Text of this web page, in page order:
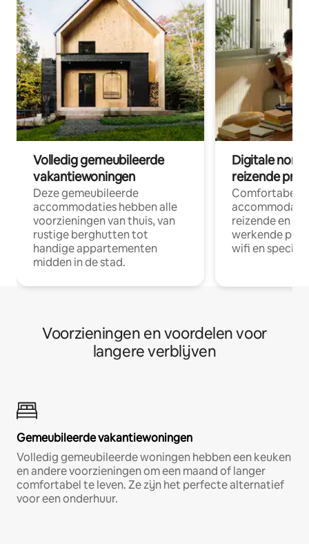
Volledig gemeubileerde
vakantiewoningen
Deze gemeubileerde
accommodaties hebben alle
voorzieningen van thuis, van
rustige berghutten tot
handige appartementen
midden in de stad.
Digitale
reizende
Comfortabele
reizende en
werkende
wifi en
Voorzieningen en voordelen voor
langere verblijven
Gemeubileerde vakantiewoningen
Volledig gemeubileerde woningen hebben een keuken
en andere voorzieningen om een maand of langer
comfortabel te leven. Ze zijn het perfecte alternatief
voor een onderhuur.